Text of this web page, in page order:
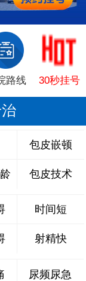
路线 30秒挂号
包皮嵌顿
包皮技术
时间短
射精快
尿频尿急